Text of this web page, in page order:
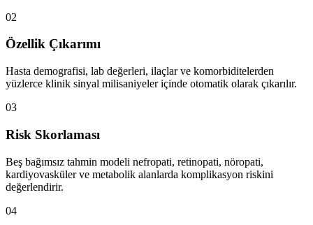
02
Özellik Çıkarımı
Hasta demografisi, lab değerleri, ilaçlar ve komorbiditelerden
yüzlerce klinik sinyal milisaniyeler içinde otomatik olarak çıkarılır.
03
Risk Skorlaması
Beş bağımsız tahmin modeli nefropati, retinopati, nöropati,
kardiyovasküler ve metabolik alanlarda komplikasyon riskini
değerlendirir.
04